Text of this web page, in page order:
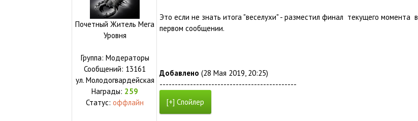
Почетный Житель Мега
Уровня
Группа: Модераторы
Сообщений: 13161
ул. Молодогвардейская
Награды: 259
Статус:оффлайн
Это если не знать итога "веселухи" - разместил финал текущего момента в
первом сообщении.
Добавлено (28 Мая 2019, 20:25)
---------------------------------------------